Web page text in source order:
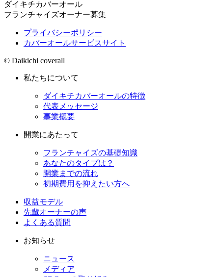
ダイキチカバーオール
フランチャイズオーナー募集
プライバシーポリシー
カバーオールサービスサイト
© Daikichi coverall
私たちについて
ダイキチカバーオールの特徴
代表メッセージ
事業概要
開業にあたって
フランチャイズの基礎知識
あなたのタイプは？
開業までの流れ
初期費用を抑えたい方へ
収益モデル
先輩オーナーの声
よくある質問
お知らせ
ニュース
メディア